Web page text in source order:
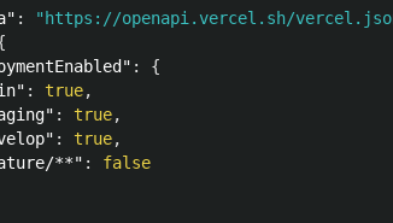
: "https://openapi.vercel.sh/
:
{
: true,
: true,
: true,
**" :
false